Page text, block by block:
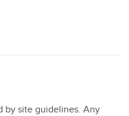
by site guidelines. Any